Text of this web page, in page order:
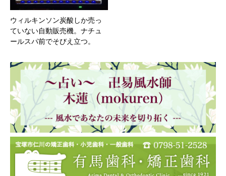
ウィルキンソン炭酸しか売っ
ていない自動販売機。ナチュ
ールスパ前でそびえ立つ。